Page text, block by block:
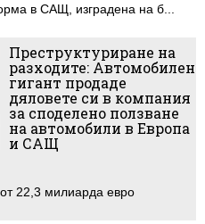
в САЩ, изградена на б...
Преструктуриране на
разходите: Автомобилен
гигант продаде
дяловете си в компания
за споделено ползване
на автомобили в Европа
и САЩ
от 22,3 милиарда евро